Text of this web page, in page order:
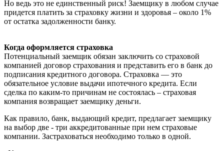
Но ведь это не единственный риск! Заемщику в любом случае
придется платить за страховку жизни и здоровья – около 1%
от остатка задолженности банку.
Когда оформляется страховка
Потенциальный заемщик обязан заключить со страховой
компанией договор страхования и представить его в банк до
подписания кредитного договора. Страховка — это
обязательное условие выдачи ипотечного кредита. Если
сделка по каким-то причинам не состоялась – страховая
компания возвращает заемщику деньги.
Как правило, банк, выдающий кредит, предлагает заемщику
на выбор две - три аккредитованные при нем страховые
компании. Застраховаться необходимо только в одной.